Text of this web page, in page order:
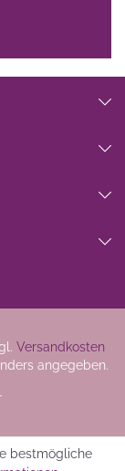
Versandkosten
angegeben.
bestmögliche